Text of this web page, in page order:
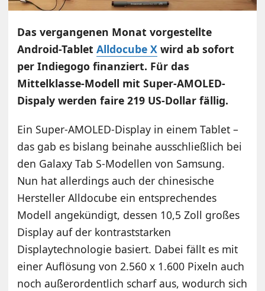
Das vergangenen Monat vorgestellte
Android-TabletAlldocube X wird ab sofort
per Indiegogo finanziert. Für das
Mittelklasse-Modell mit Super-AMOLED-
Dispaly werden faire 219 US-Dollar fällig.
Ein Super-AMOLED-Display in einem Tablet –
das gab es bislang beinahe ausschließlich bei
den Galaxy Tab S-Modellen von Samsung.
Nun hat allerdings auch der chinesische
Hersteller Alldocube ein entsprechendes
Modell angekündigt, dessen 10,5 Zoll großes
Display auf der kontraststarken
Displaytechnologie basiert. Dabei fällt es mit
einer Auflösung von 2.560 x 1.600 Pixeln auch
noch außerordentlich scharf aus, wodurch sich